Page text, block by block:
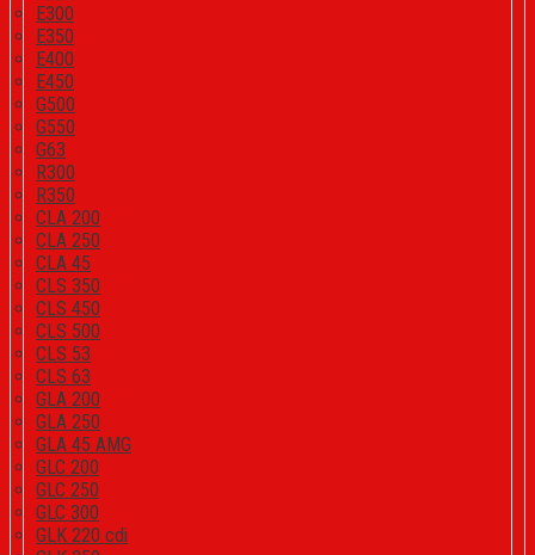
E300
E350
E400
E450
G500
G550
G63
R300
R350
CLA 200
CLA 250
CLA 45
CLS 350
CLS 450
CLS 500
CLS 53
CLS 63
GLA 200
GLA 250
GLA 45 AMG
GLC 200
GLC 250
GLC 300
GLK 220 cdi